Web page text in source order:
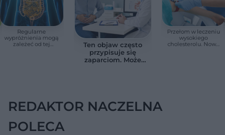
Regularne
wypróżnienia mogą
zależeć od tej
Ten objaw często
przypisuje się
zaparciom. Może
Przełom w leczeniu
wysokiego
cholesterolu. Nowa
REDAKTOR NACZELNA
POLECA